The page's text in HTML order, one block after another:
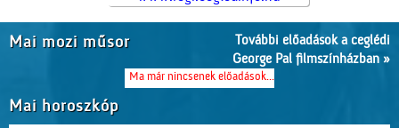
Mai mozi műsor
További előadások a ceglédi
George Pal filmszínházban »
Ma már nincsenek előadások...
Mai horoszkóp